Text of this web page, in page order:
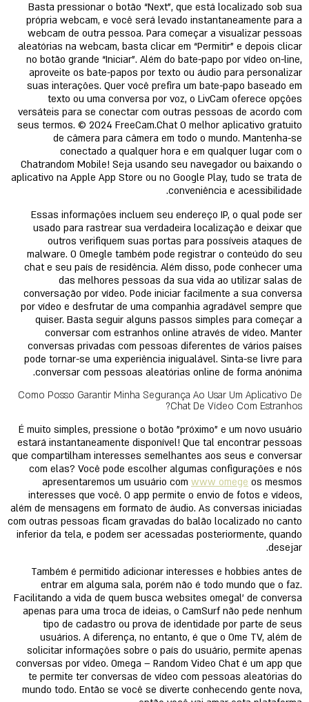
Basta pressionar o botão “Next”, que está localizado sob sua
própria webcam, e você será levado instantaneamente para a
webcam de outra pessoa. Para começar a visualizar pessoas
aleatórias na webcam, basta clicar em “Permitir” e depois clicar
no botão grande “Iniciar”. Além do bate-papo por vídeo on-line,
aproveite os bate-papos por texto ou áudio para personalizar
suas interações. Quer você prefira um bate-papo baseado em
texto ou uma conversa por voz, o LivCam oferece opções
versáteis para se conectar com outras pessoas de acordo com
seus termos. © 2024 FreeCam.Chat O melhor aplicativo gratuito
de câmera para câmera em todo o mundo. Mantenha-se
conectado a qualquer hora e em qualquer lugar com o
Chatrandom Mobile! Seja usando seu navegador ou baixando o
aplicativo na Apple App Store ou no Google Play, tudo se trata de
conveniência e acessibilidade.
Essas informações incluem seu endereço IP, o qual pode ser
usado para rastrear sua verdadeira localização e deixar que
outros verifiquem suas portas para possíveis ataques de
malware. O Omegle também pode registrar o conteúdo do seu
chat e seu país de residência. Além disso, pode conhecer uma
das melhores pessoas da sua vida ao utilizar salas de
conversação por vídeo. Pode iniciar facilmente a sua conversa
por vídeo e desfrutar de uma companhia agradável sempre que
quiser. Basta seguir alguns passos simples para começar a
conversar com estranhos online através de vídeo. Manter
conversas privadas com pessoas diferentes de vários países
pode tornar-se uma experiência inigualável. Sinta-se livre para
conversar com pessoas aleatórias online de forma anónima.
Como Posso Garantir Minha Segurança Ao Usar Um Aplicativo De
Chat De Vídeo Com Estranhos?
É muito simples, pressione o botão "próximo" e um novo usuário
estará instantaneamente disponível! Que tal encontrar pessoas
que compartilham interesses semelhantes aos seus e conversar
com elas? Você pode escolher algumas configurações e nós
apresentaremos um usuário com www omege os mesmos
interesses que você. O app permite o envio de fotos e vídeos,
além de mensagens em formato de áudio. As conversas iniciadas
com outras pessoas ficam gravadas do balão localizado no canto
inferior da tela, e podem ser acessadas posteriormente, quando
desejar.
Também é permitido adicionar interesses e hobbies antes de
entrar em alguma sala, porém não é todo mundo que o faz.
Facilitando a vida de quem busca websites omegal’ de conversa
apenas para uma troca de ideias, o CamSurf não pede nenhum
tipo de cadastro ou prova de identidade por parte de seus
usuários. A diferença, no entanto, é que o Ome TV, além de
solicitar informações sobre o país do usuário, permite apenas
conversas por vídeo. Omega – Random Video Chat é um app que
te permite ter conversas de vídeo com pessoas aleatórias do
mundo todo. Então se você se diverte conhecendo gente nova,